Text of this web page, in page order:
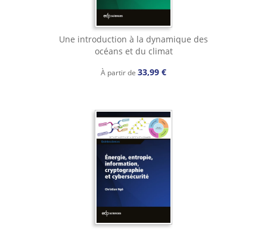
Une introduction à la dynamique des
océans et du climat
À partir de 33,99 €